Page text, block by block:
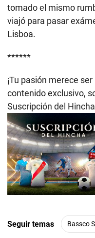
tomado el mismo
viajó para pasar
Lisboa.
******
¡Tu pasión merece
contenido exclusivo,
Suscripción del
Seguir temas Bassco